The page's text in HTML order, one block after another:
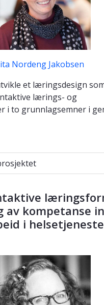
Nordeng Jakobsen
et læringsdesign
lærings- og
i to grunnlagsemner i
av kompetanse
i